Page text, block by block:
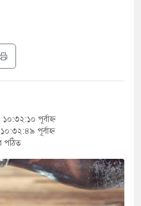
থেকে মাইক
আত্মহত্যা
ইরানের
দেওয়া হবে না:
বেড়েছে
পূর্বাহ্ন
পূর্বাহ্ন
পঠিত